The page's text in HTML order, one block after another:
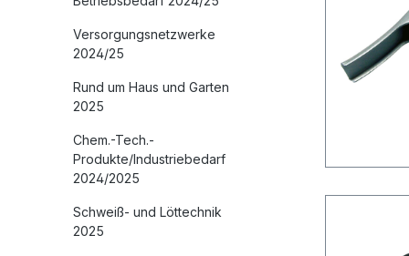
Versorgungsnetzwerke
2024/25
Rund um Haus und Garten
2025
Chem.-Tech.-
Produkte/Industriebedarf
2024/2025
Schweiß- und Löttechnik
2025